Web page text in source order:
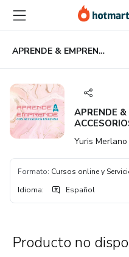
principal
página
de
página
APRENDE & EMPRENDE CON ACCESORIOS EN RESINA
APRENDE &
Yuris Merlano
Formato: Cursos online y
Idioma: Español
Producto no